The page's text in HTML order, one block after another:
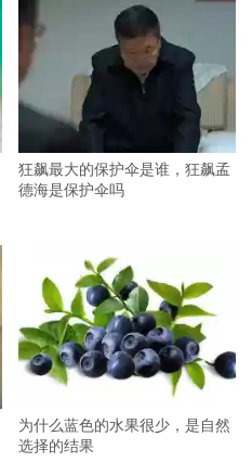
狂飙最大的保护伞是谁，狂飙孟
德海是保护伞吗
为什么蓝色的水果很少，是自然
选择的结果